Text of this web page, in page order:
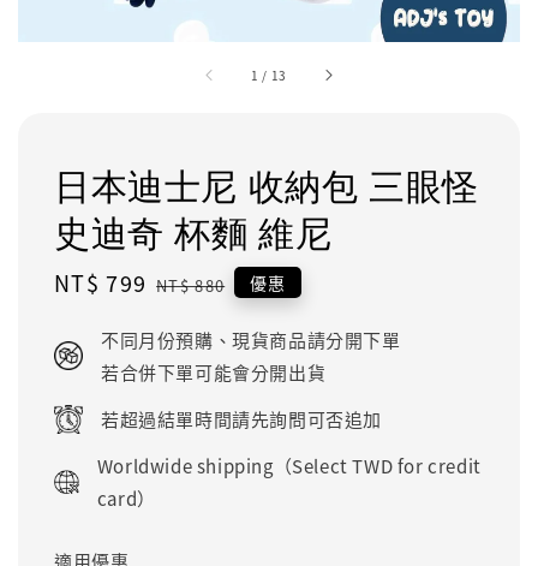
1 / 13
日本迪士尼 收納包 三眼怪
史迪奇 杯麵 維尼
Sale
NT$ 799 Regular
NT$ 880 優惠
不同月份預購、現貨商品請分開下單
若合併下單可能會分開出貨
若超過結單時間請先詢問可否追加
Worldwide shipping（Select TWD for credit
card）
適用優惠